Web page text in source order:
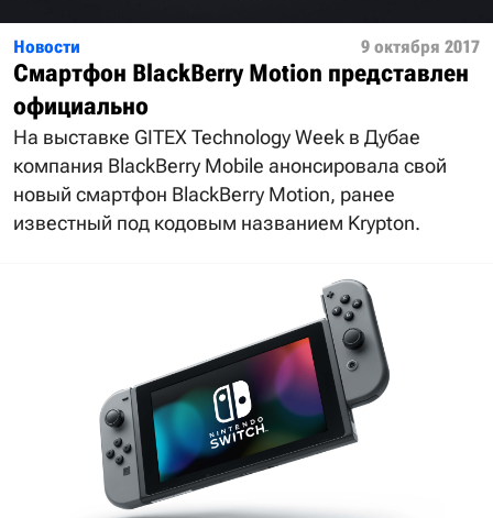
Новости 9 октября 2017
Смартфон BlackBerry Motion представлен
официально
На выставке GITEX Technology Week в Дубае
компания BlackBerry Mobile анонсировала свой
новый смартфон BlackBerry Motion, ранее
известный под кодовым названием Krypton.